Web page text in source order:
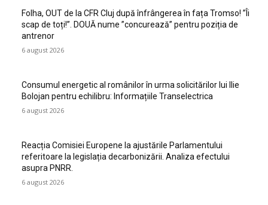
Folha, OUT de la CFR Cluj după înfrângerea în fața Tromso! ”Îi
scap de toți!”. DOUĂ nume ”concurează” pentru poziția de
antrenor
6 august 2026
Consumul energetic al românilor în urma solicitărilor lui Ilie
Bolojan pentru echilibru: Informațiile Transelectrica
6 august 2026
Reacția Comisiei Europene la ajustările Parlamentului
referitoare la legislația decarbonizării. Analiza efectului
asupra PNRR.
6 august 2026